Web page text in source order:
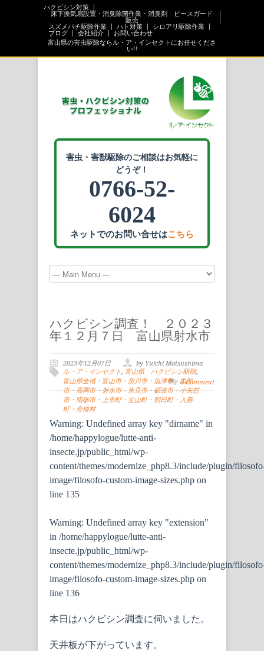
ハクビシン対策
床下換気扇設置・消臭除菌作業・消臭剤 ピースガード
販売
スズメバチ駆除作業
ハト対策
シロアリ駆除作業
ブログ
会社紹介
お問い合わせ
富山県の害虫駆除ならル・ア・インセクトにお任せくださ
い!!
害虫・害獣駆除のご相談はお気軽に
どうぞ！
0766-52-
6024
ネットでのお問い合せはこちら
ハクビシン調査！ ２０２３
年１２月７日 富山県射水市
2023年12月07日
by Yuichi Matsushima
ル・ア・インセクト, 富山県 ハクビシン駆除,
富山県全域・富山市・滑川市・魚津市・黒部
市・高岡市・射水市・氷見市・砺波市・小矢部
市・南砺市・上市町・立山町・朝日町・入善
町・舟橋村
0 Comment
Warning: Undefined array key "dirname" in
/home/happylogue/lutte-anti-
insecte.jp/public_html/wp-
content/themes/modernize_php8.3/include/plugin/
image/filosofo-custom-image-sizes.php on
line 135
Warning: Undefined array key "extension"
in /home/happylogue/lutte-anti-
insecte.jp/public_html/wp-
content/themes/modernize_php8.3/include/plugin/
image/filosofo-custom-image-sizes.php on
line 136
本日はハクビシン調査に伺いました。
天井板が下がっています。